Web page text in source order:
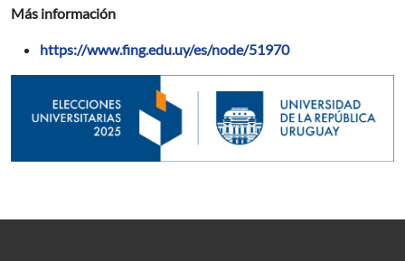
Más información
https://www.fing.edu.uy/es/node/51970